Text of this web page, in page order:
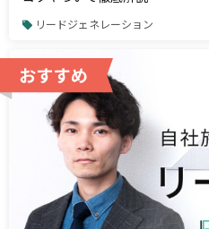
リードジェネレーション